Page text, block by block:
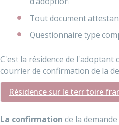
Tout document
Questionnaire type
C'est la résidence de l'adoptant
courrier de confirmation de la
Résidence sur le territoire
La confirmation de la